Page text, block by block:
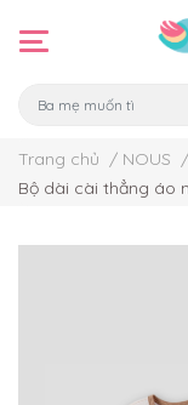
Trang chủ / NOUS /
Bộ dài cài thẳng áo